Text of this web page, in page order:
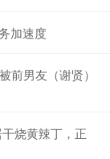
加速度
前男友（谢贤）
烧黄辣丁，正